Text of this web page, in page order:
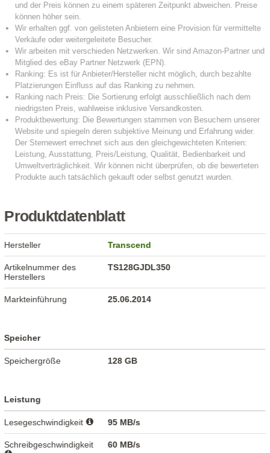
Produktdatenblatt
Hersteller Transcend
Artikelnummer des
Herstellers
TS128GJDL350
Markteinführung 25.06.2014
Speicher
Speichergröße 128 GB
Leistung
Lesegeschwindigkeit 95 MB/s
Schreibgeschwindigkeit 60 MB/s